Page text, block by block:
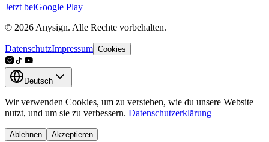
Jetzt beiGoogle Play
© 2026 Anysign. Alle Rechte vorbehalten.
DatenschutzImpressum Cookies
Deutsch
Wir verwenden Cookies, um zu verstehen, wie du unsere Website
nutzt, und um sie zu verbessern. Datenschutzerklärung
Ablehnen Akzeptieren